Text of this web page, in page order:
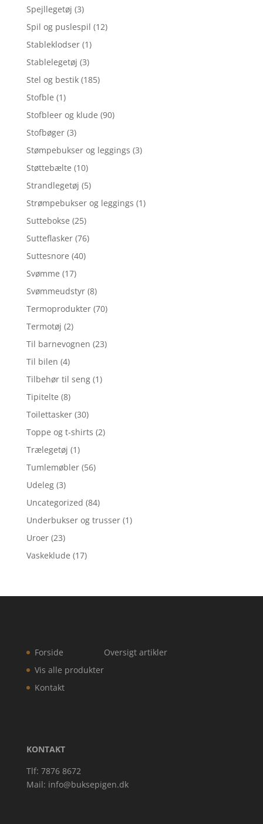
Spejllegetøj (3)
Spil og puslespil (12)
Stableklodser (1)
Stablelegetøj (3)
Stel og bestik (185)
Stofble (1)
Stofbleer og klude (90)
Stofbøger (3)
Stømpebukser og leggings (3)
Støttebælte (10)
Strandlegetøj (5)
Strømpebukser og leggings (1)
Suttebokse (25)
Sutteflasker (76)
Suttesnore (40)
Svømme (17)
Svømmeudstyr (8)
Termoprodukter (70)
Termotøj (2)
Til barnevognen (23)
Til bilen (4)
Tilbehør til seng (1)
Tipitelte (8)
Toilettasker (30)
Toppe og t-shirts (2)
Trælegetøj (1)
Tumlemøbler (56)
Udeleg (3)
Uncategorized (84)
Underbukser og trusser (1)
Uroer (23)
Vaskeklude (17)
Forside
Vis alle produkter
Kontakt
Oversigt artikler
KONTAKT
Tlf: 7876 8672
Mail: info@buksepigen.dk